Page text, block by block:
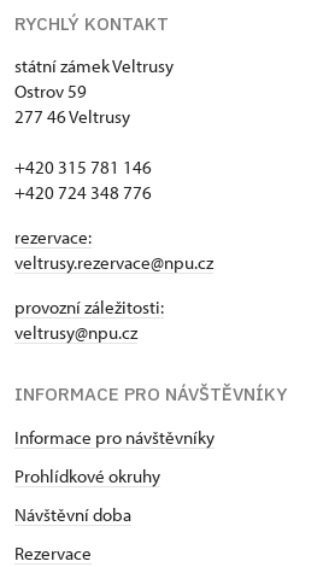
RYCHLÝ KONTAKT
státní zámek Veltrusy
Ostrov 59
277 46 Veltrusy
+420 315 781 146
+420 724 348 776
rezervace:
veltrusy.rezervace@npu.cz
provozní záležitosti:
veltrusy@npu.cz
INFORMACE PRO NÁVŠTĚVNÍKY
Informace pro návštěvníky
Prohlídkové okruhy
Návštěvní doba
Rezervace